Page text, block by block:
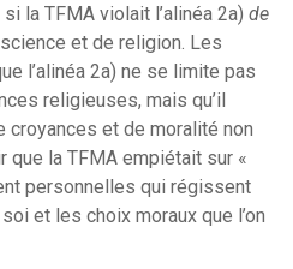
la TFMA violait l’alinéa 2a) de
et de religion. Les
l’alinéa 2a) ne se limite pas
religieuses, mais qu’il
croyances et de moralité non
la TFMA empiétait sur «
personnelles qui régissent
et les choix moraux que l’on